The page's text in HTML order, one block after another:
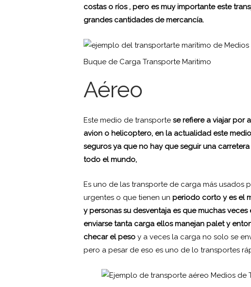
costas o ríos , pero es muy importante este
grandes cantidades de mercancía.
Buque de Carga Transporte Maritimo
Aéreo
Este medio de transportese refiere a viajar por
avion o helicoptero, en la actualidad este
seguros ya que no hay que seguir una
todo el mundo,
Es uno de las transporte de carga más usados
urgentes o que tienen unperiodo corto y es el
y personas su desventaja es que muchas
enviarse tanta carga ellos manejan palet y
checar el pesoy a veces la carga no solo se
pero a pesar de eso es uno de lo transportes